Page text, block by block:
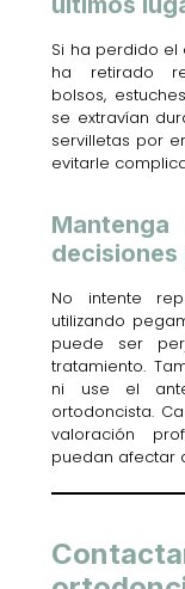
Si ha perdido el
ha retirado
bolsos,
se extravían
servilletas por
evitarle
No intente
utilizando
puede ser
tratamiento.
ni use el
ortodoncista.
valoración
puedan afectar